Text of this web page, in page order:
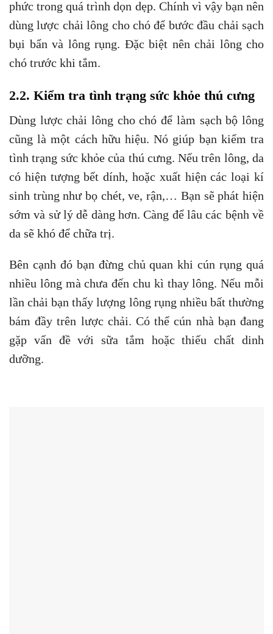
2.2. Kiểm tra tình trạng sức khỏe thú cưng
Dùng lược chải lông cho chó để làm sạch bộ lông
tình trạng sức khỏe của thú cưng. Nếu trên lông, da
sinh trùng như bọ chét, ve, rận,… Bạn sẽ phát hiện
sớm và sử lý dễ dàng hơn. Càng để lâu các bệnh về
da sẽ khó để chữa trị.
Bên cạnh đó bạn đừng chủ quan khi cún rụng quá
nhiều lông mà chưa đến chu kì thay lông. Nếu mỗi
lần chải bạn thấy lượng lông rụng nhiều bất thường
gặp vấn đề với sữa tắm hoặc thiếu chất dinh
dưỡng.